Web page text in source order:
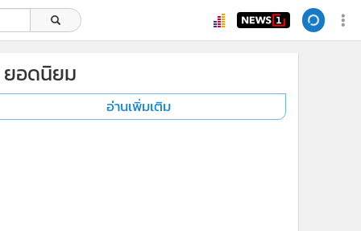
ยอดนิยม
อ่านเพิ่มเติม